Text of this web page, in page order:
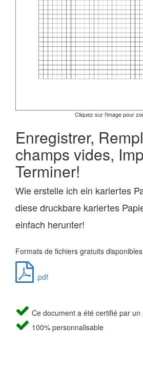
Cliquez sur l'image pour
Enregistrer,
champs vides,
Terminer!
Wie erstelle ich ein kariertes
diese druckbare kariertes
einfach herunter!
Formats de fichiers gratuits
.pdf
Ce document a été certifié par un
100% personnalisable